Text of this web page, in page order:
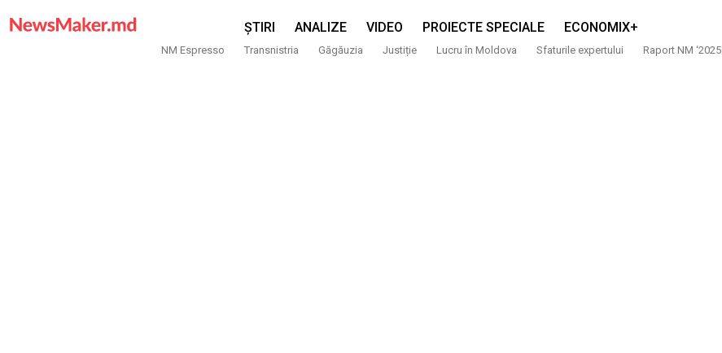
ȘTIRI ANALIZE VIDEO PROIECTE SPECIALE ECONOMIX+
NM Espresso Transnistria Găgăuzia Justiție Lucru în Moldova Sfaturile expertului Raport NM ‘2025